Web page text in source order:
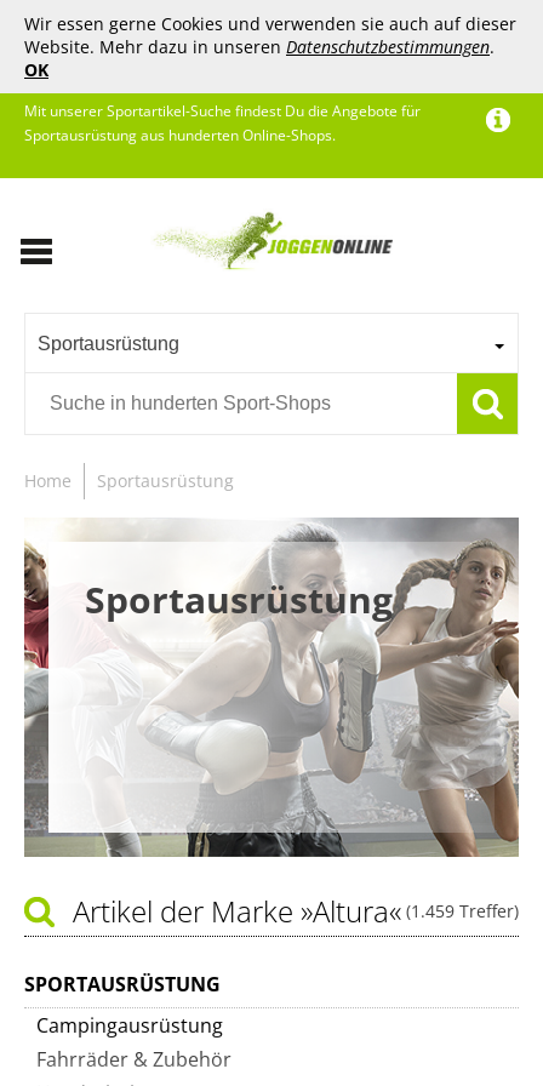
Wir essen gerne Cookies und verwenden sie auch auf dieser
Website. Mehr dazu in unseren Datenschutzbestimmungen.
OK
Mit unserer Sportartikel-Suche findest Du die Angebote für
Sportausrüstung aus hunderten Online-Shops.
Sportausrüstung
Home Sportausrüstung
Sportausrüstung
(1.459 Treffer)
Artikel der Marke »Altura«
SPORTAUSRÜSTUNG
Campingausrüstung
Fahrräder & Zubehör